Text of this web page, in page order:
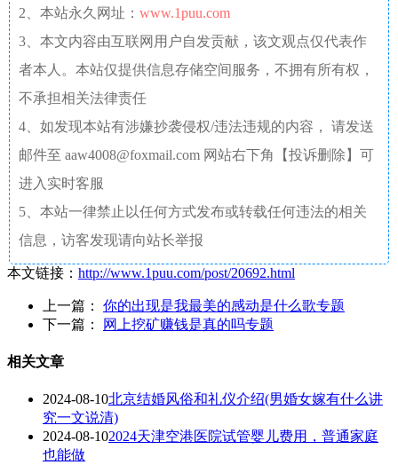
2、本站永久网址： www.1puu.com
3、本文内容由互联网用户自发贡献，该文观点仅代表作
者本人。本站仅提供信息存储空间服务，不拥有所有权，
不承担相关法律责任
4、如发现本站有涉嫌抄袭侵权/违法违规的内容， 请发送
邮件至 aaw4008@foxmail.com 网站右下角【投诉删除】可
进入实时客服
5、本站一律禁止以任何方式发布或转载任何违法的相关
信息，访客发现请向站长举报
本文链接： http://www.1puu.com/post/20692.html
上一篇： 你的出现是我最美的感动是什么歌专题
下一篇：
网上挖矿赚钱是真的吗专题
相关文章
2024-08-10北京结婚风俗和礼仪介绍(男婚女嫁有什么讲
究一文说清)
2024-08-102024天津空港医院试管婴儿费用，普通家庭
也能做